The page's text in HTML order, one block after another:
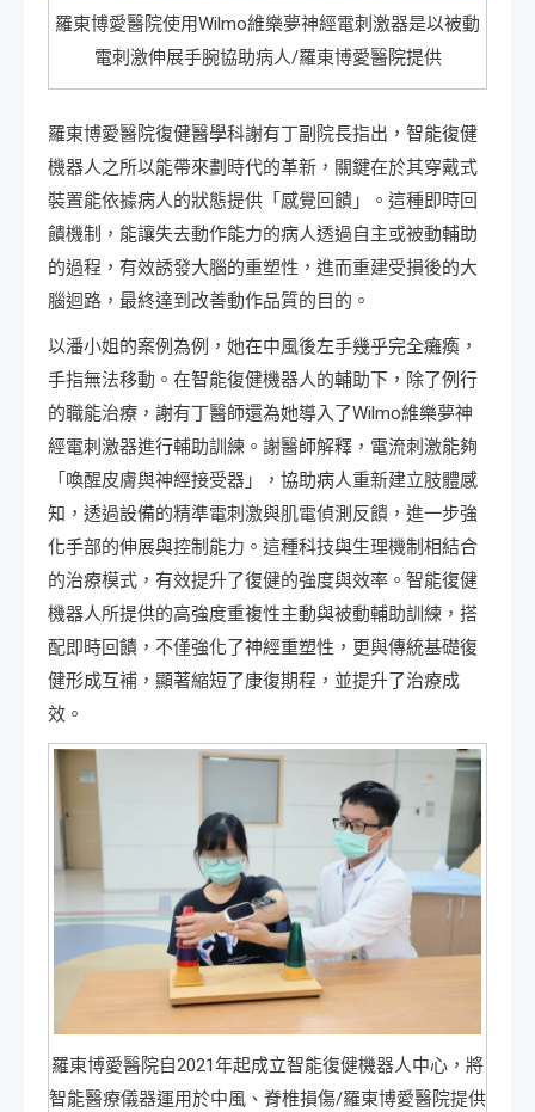
羅東博愛醫院使用Wilmo維樂夢神經電刺激器是以被動
電刺激伸展手腕協助病人/羅東博愛醫院提供
羅東博愛醫院復健醫學科謝有丁副院長指出，智能復健
機器人之所以能帶來劃時代的革新，關鍵在於其穿戴式
裝置能依據病人的狀態提供「感覺回饋」。這種即時回
饋機制，能讓失去動作能力的病人透過自主或被動輔助
的過程，有效誘發大腦的重塑性，進而重建受損後的大
腦迴路，最終達到改善動作品質的目的。
以潘小姐的案例為例，她在中風後左手幾乎完全癱瘓，
手指無法移動。在智能復健機器人的輔助下，除了例行
的職能治療，謝有丁醫師還為她導入了Wilmo維樂夢神
經電刺激器進行輔助訓練。謝醫師解釋，電流刺激能夠
「喚醒皮膚與神經接受器」，協助病人重新建立肢體感
知，透過設備的精準電刺激與肌電偵測反饋，進一步強
化手部的伸展與控制能力。這種科技與生理機制相結合
的治療模式，有效提升了復健的強度與效率。智能復健
機器人所提供的高強度重複性主動與被動輔助訓練，搭
配即時回饋，不僅強化了神經重塑性，更與傳統基礎復
健形成互補，顯著縮短了康復期程，並提升了治療成
效。
羅東博愛醫院自2021年起成立智能復健機器人中心，將
智能醫療儀器運用於中風、脊椎損傷/羅東博愛醫院提供